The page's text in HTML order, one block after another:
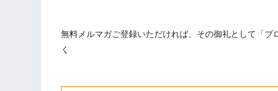
無料メルマガご登録いただければ、その御礼として「ブ
く